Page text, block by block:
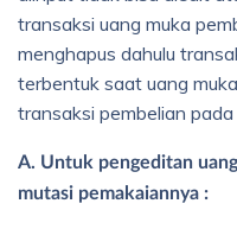
transaksi uang muka
menghapus dahulu
terbentuk saat uang
transaksi pembelian
A. Untuk pengeditan
mutasi pemakaiannya :